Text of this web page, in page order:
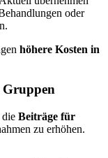
oder
höhere Kosten in
Gruppen
die Beiträge für
zu erhöhen.